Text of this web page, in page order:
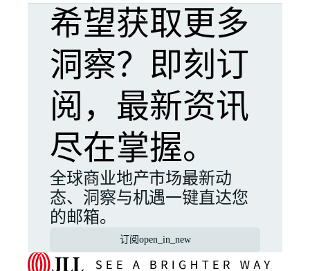
希望获取更多
洞察？即刻订
阅，最新资讯
尽在掌握。
全球商业地产市场最新动
态、洞察与机遇一键直达您
的邮箱。
订阅 open_in_new